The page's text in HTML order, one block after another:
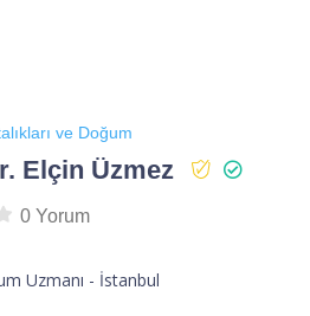
ve Doğum
Elçin Üzmez
0 Yorum
Uzmanı - İstanbul